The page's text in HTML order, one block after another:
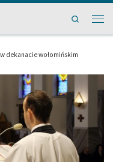
Search
dekanacie wołomińskim